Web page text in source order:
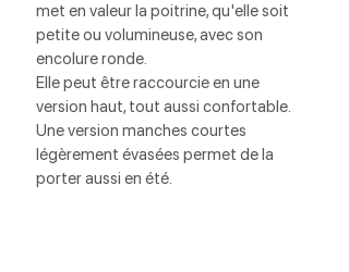
met en valeur la poitrine, qu'elle soit
petite ou volumineuse, avec son
encolure ronde.
Elle peut être raccourcie en une
version haut, tout aussi confortable.
Une version manches courtes
légèrement évasées permet de la
porter aussi en été.